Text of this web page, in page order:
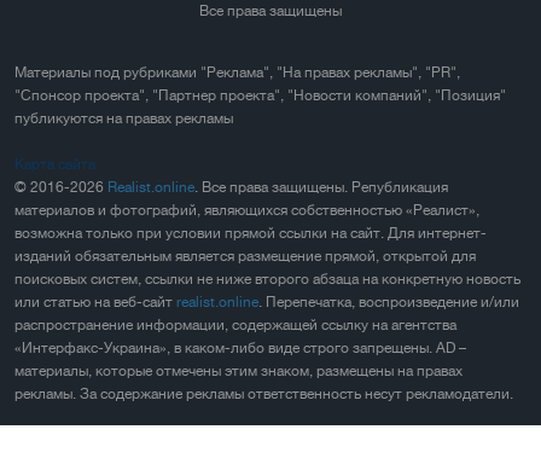
Все права защищены
Материалы под рубриками "Реклама", "На правах рекламы", "PR",
"Спонсор проекта", "Партнер проекта", "Новости компаний", "Позиция"
публикуются на правах рекламы
Карта сайта
© 2016-2026 Realist.online . Все права защищены. Републикация
материалов и фотографий, являющихся собственностью «Реалист»,
возможна только при условии прямой ссылки на сайт. Для интернет-
изданий обязательным является размещение прямой, открытой для
поисковых систем, ссылки не ниже второго абзаца на конкретную новость
или статью на веб-сайт realist.online . Перепечатка, воспроизведение и/или
распространение информации, содержащей ссылку на агентства
«Интерфакс-Украина», в каком-либо виде строго запрещены. AD –
материалы, которые отмечены этим знаком, размещены на правах
рекламы. За содержание рекламы ответственность несут рекламодатели.